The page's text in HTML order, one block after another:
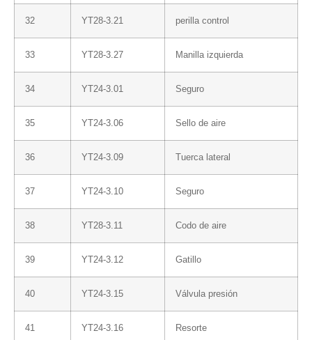
32 YT28-3.21 perilla control
33 YT28-3.27 Manilla izquierda
34 YT24-3.01 Seguro
35 YT24-3.06 Sello de aire
36 YT24-3.09 Tuerca lateral
37 YT24-3.10 Seguro
38 YT28-3.11 Codo de aire
39 YT24-3.12 Gatillo
40 YT24-3.15 Válvula presión
41 YT24-3.16 Resorte